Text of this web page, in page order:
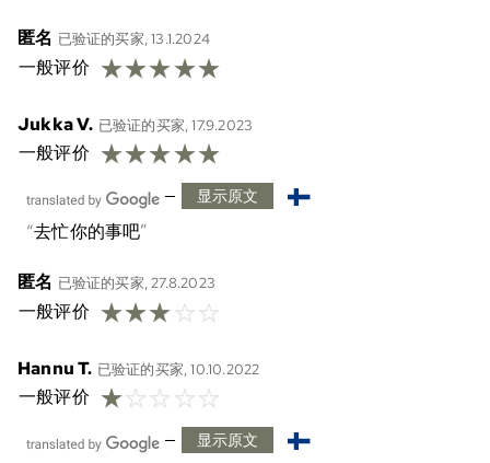
匿名 已验证的买家, 13.1.2024
一般评价 ☆☆☆☆☆
Jukka V. 已验证的买家, 17.9.2023
一般评价 ☆☆☆☆☆
— 显示原文
去忙你的事吧
匿名 已验证的买家, 27.8.2023
一般评价 ☆☆☆☆☆
Hannu T. 已验证的买家, 10.10.2022
一般评价 ☆☆☆☆☆
— 显示原文